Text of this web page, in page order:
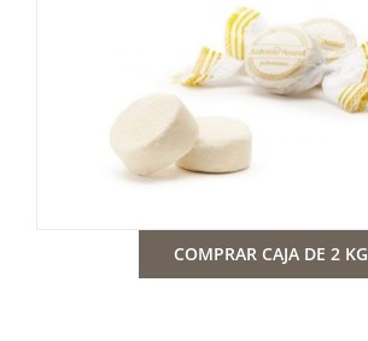
COMPRAR CAJA DE 2 KG